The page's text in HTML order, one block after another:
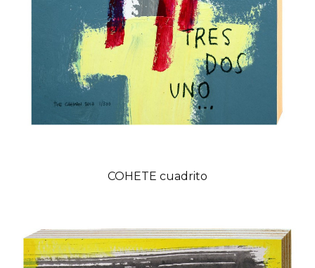
COHETE cuadrito